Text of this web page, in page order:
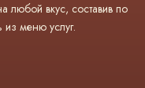
любой вкус, составив по
меню услуг.